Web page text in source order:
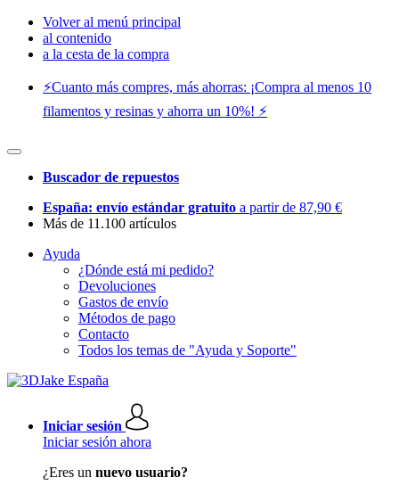
Volver al menú principal
al contenido
a la cesta de la compra
⚡️Cuanto más compres, más ahorras: ¡Compra al menos 10
filamentos y resinas y ahorra un 10%! ⚡️
Buscador de repuestos
España: envío estándar gratuito a partir de 87,90 €
Más de 11.100 artículos
Ayuda
¿Dónde está mi pedido?
Devoluciones
Gastos de envío
Métodos de pago
Contacto
Todos los temas de "Ayuda y Soporte"
Iniciar sesión
Iniciar sesión ahora
¿Eres un nuevo usuario?